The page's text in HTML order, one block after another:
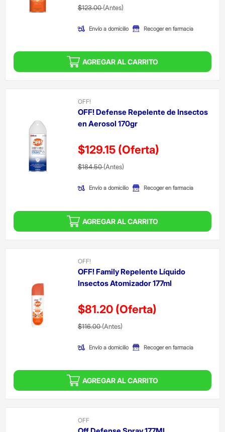
Precio reducido de
$123.00(Antes)(Oferta)
Envío a domicilio Recoger en farmacia
AGREGAR AL CARRITO
OFF!
OFF! Defense Repelente de Insectos
en Aerosol 170gr
$129.15 (Oferta)
Precio reducido de
$184.50(Antes)(Oferta)
Envío a domicilio Recoger en farmacia
AGREGAR AL CARRITO
OFF!
OFF! Family Repelente Líquido
Insectos Atomizador 177ml
$81.20 (Oferta)
Precio reducido de
$116.00(Antes)(Oferta)
Envío a domicilio Recoger en farmacia
AGREGAR AL CARRITO
OFF